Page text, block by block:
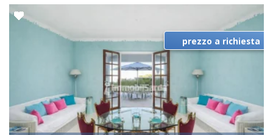
prezzo a richiesta